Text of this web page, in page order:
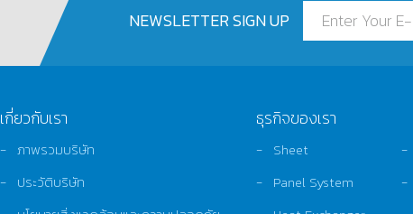
NEWSLETTER SIGN UP
เกี่ยวกับเรา
ภาพรวมบริษัท
ประวัติบริษัท
ธุรกิจของเรา
Sheet
Panel System